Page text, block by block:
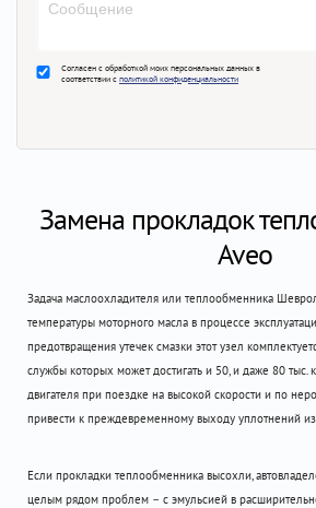
Согласен с обработкой моих персональных данных в
соответствии с политикой конфиденциальности
Замена прокладок
Aveo
Задача маслоохладителя или теплообменника
температуры моторного масла в процессе
предотвращения утечек смазки этот узел
службы которых может достигать и 50, и даже 80 тыс.
двигателя при поездке на высокой скорости и по
привести к преждевременному выходу уплотнений из
Если прокладки теплообменника высохли,
целым рядом проблем – с эмульсией в